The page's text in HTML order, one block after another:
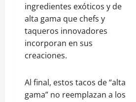
ingredientes exóticos y de
alta gama que chefs y
taqueros innovadores
incorporan en sus
creaciones.
Al final, estos tacos de “alta
gama” no reemplazan a los